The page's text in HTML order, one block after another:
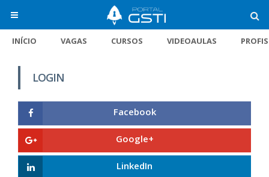
INÍCIO VAGAS CURSOS VIDEOAULAS
LOGIN
Facebook
Google+
LinkedIn